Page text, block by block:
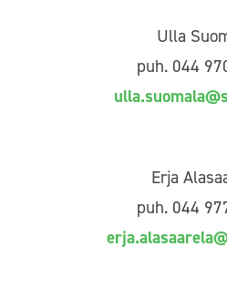
Ulla
puh. 044
Erja
puh. 044